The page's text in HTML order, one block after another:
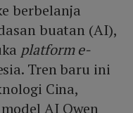
berbelanja
buatan (AI),
platform e-
Tren baru ini
Cina,
AI Qwen